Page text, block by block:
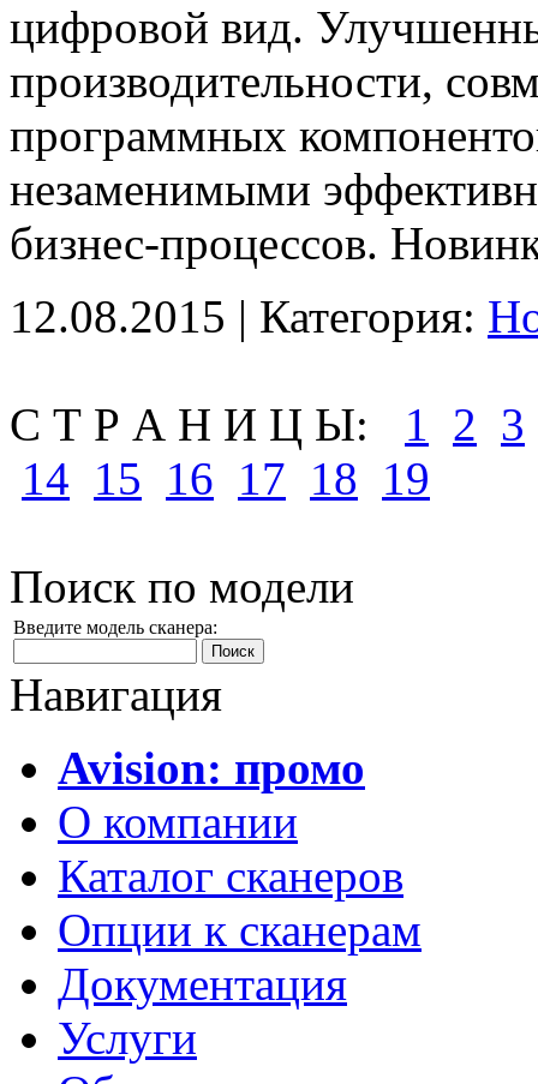
цифровой вид.
производительности,
программных
незаменимыми
бизнес-процессов.
12.08.2015 | Категория:
С Т Р А Н И Ц Ы: 1 2 3
14 15 16 17 18 19
Поиск по модели
Введите модель сканера:
Навигация
Avision: промо
О компании
Каталог сканеров
Опции к сканерам
Документация
Услуги